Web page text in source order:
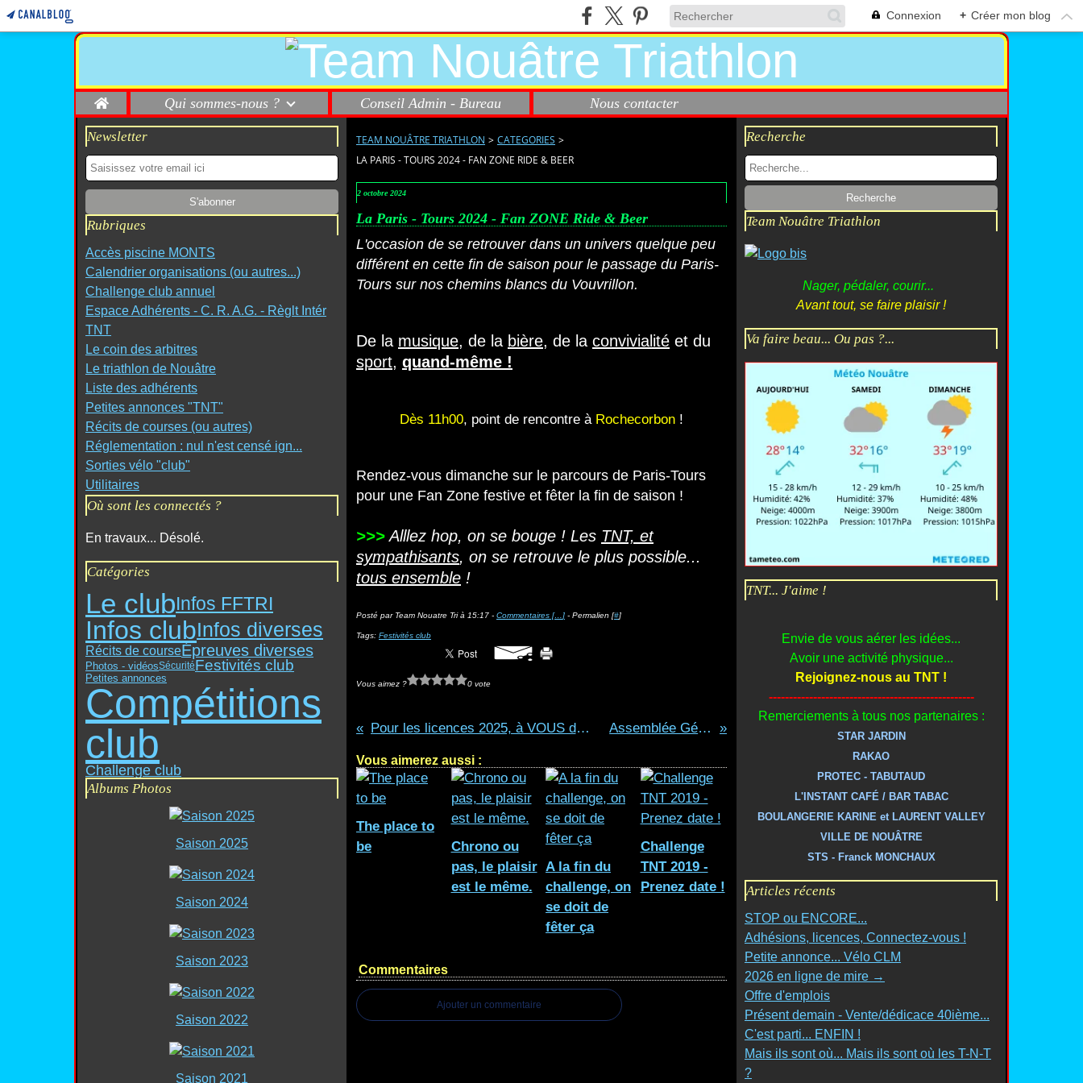
Connexion + Créer mon blog
Home Qui sommes-nous ? Conseil Admin - Bureau Nous contacter
Newsletter
Rubriques
Accès piscine MONTS
Calendrier organisations (ou autres...)
Challenge club annuel
Espace Adhérents - C. R. A.G. - Règlt Intér
TNT
Le coin des arbitres
Le triathlon de Nouâtre
Liste des adhérents
Petites annonces "TNT"
Récits de courses (ou autres)
Réglementation : nul n'est censé ign...
Sorties vélo "club"
Utilitaires
Où sont les connectés ?
En travaux... Désolé.
Catégories
Le clubInfos FFTRI
Infos clubInfos diverses
Récits de courseÉpreuves diverses
Photos - vidéosSécuritéFestivités club
Petites annonces
Compétitions
club
Challenge club
Albums Photos
Saison 2025
Saison 2024
Saison 2023
Saison 2022
Saison 2021
TEAM NOUÂTRE TRIATHLON > CATEGORIES >
LA PARIS - TOURS 2024 - FAN ZONE RIDE & BEER
2 octobre 2024
La Paris - Tours 2024 - Fan ZONE Ride & Beer
L'occasion de se retrouver dans un univers quelque peu
différent en cette fin de saison pour le passage du Paris-
Tours sur nos chemins blancs du Vouvrillon.
De la musique, de la bière, de la convivialité et du
sport, quand-même !
Dès 11h00, point de rencontre à Rochecorbon !
Rendez-vous dimanche sur le parcours de Paris-Tours
pour une Fan Zone festive et fêter la fin de saison !
>>>Alllez hop, on se bouge ! Les TNT, et
sympathisants, on se retrouve le plus possible...
tous ensemble !
Posté par Team Nouatre Tri à 15:17 - Commentaires [… ] - Permalien [#]
Tags: Festivités club
Vous aimez ? 0 vote
Pour les licences 2025, à VOUS de JOUER ! Assemblée Générale
Vous aimerez aussi :
The place to
be
Chrono ou
pas, le plaisir
est le même.
A la fin du
challenge, on
se doit de
fêter ça
Challenge
TNT 2019 -
Prenez date !
Commentaires
Ajouter un commentaire
Recherche
Team Nouâtre Triathlon
Nager, pédaler, courir...
Avant tout, se faire plaisir !
Va faire beau... Ou pas ?...
TNT... J'aime !
Envie de vous aérer les idées...
Avoir une activité physique...
Rejoignez-nous au TNT !
---------------------------------------------------
Remerciements à tous nos partenaires :
STAR JARDIN
RAKAO
PROTEC - TABUTAUD
L'INSTANT CAFÉ / BAR TABAC
BOULANGERIE KARINE et LAURENT VALLEY
VILLE DE NOUÂTRE
STS - Franck MONCHAUX
Articles récents
STOP ou ENCORE...
Adhésions, licences, Connectez-vous !
Petite annonce... Vélo CLM
2026 en ligne de mire →
Offre d'emplois
Présent demain - Vente/dédicace 40ième...
C'est parti... ENFIN !
Mais ils sont où... Mais ils sont où les T-N-T
?